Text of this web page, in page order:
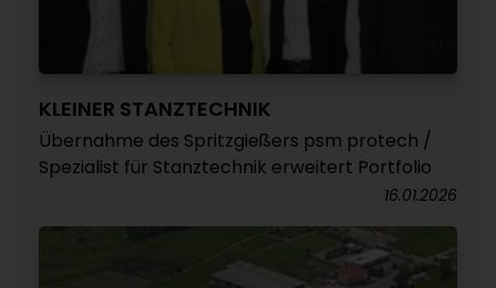
KLEINER STANZTECHNIK
Übernahme des Spritzgießers psm protech /
Spezialist für Stanztechnik erweitert Portfolio
16.01.2026